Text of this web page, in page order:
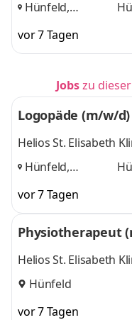
Hünfeld,
Kissingen,
vor 7 Tagen
Jobszu
Logopäde (m/w/d)
Helios St. Elisabeth
Hünfeld,
Kissingen,
vor 7 Tagen
Physiotherapeut
Helios St. Elisabeth
Hünfeld
vor 7 Tagen